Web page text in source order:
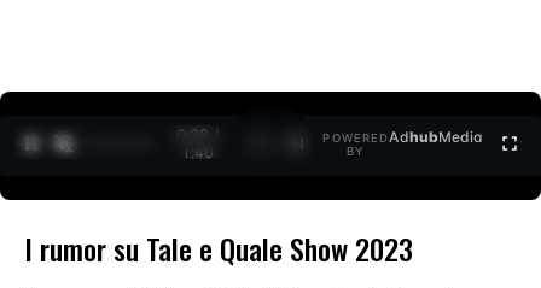
0:30 /
1:40
POWERED
BY
AdhubMedia
I rumor su Tale e Quale Show 2023